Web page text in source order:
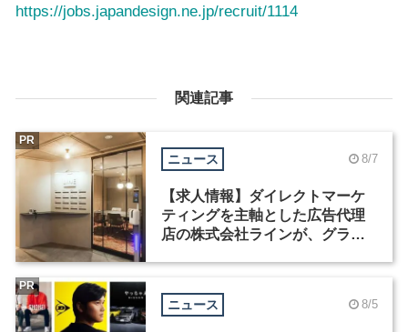
https://jobs.japandesign.ne.jp/recruit/1114
関連記事
ニュース 8/7
【求人情報】ダイレクトマーケ
ティングを主軸とした広告代理
店の株式会社ラインが、グラフ
PR
ニュース 8/5
PR